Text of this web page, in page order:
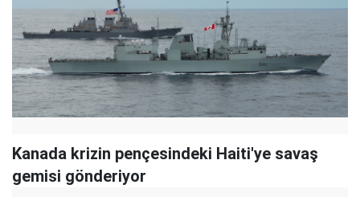
Kanada krizin pençesindeki Haiti'ye savaş
gemisi gönderiyor